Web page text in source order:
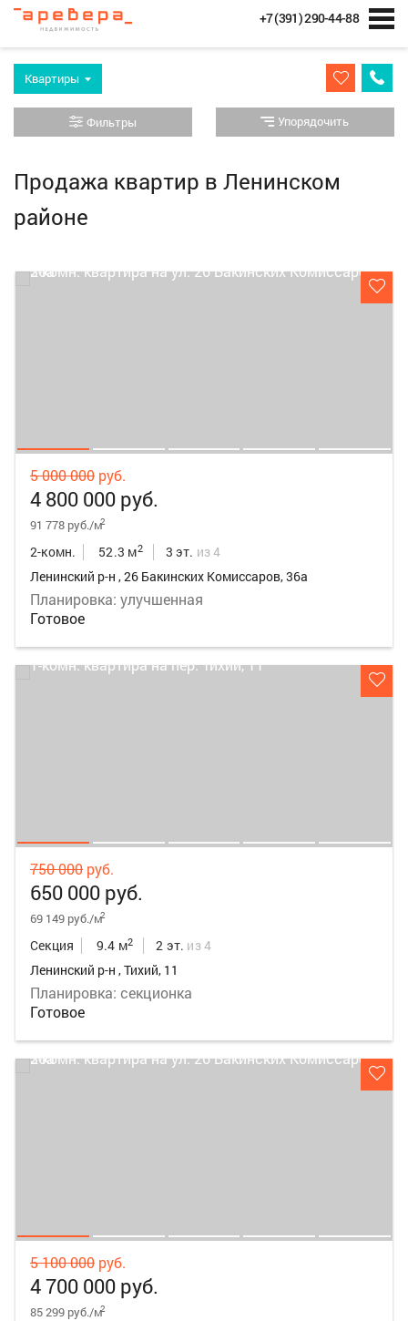
+7 (391) 290-44-88
Квартиры
Фильтры Упорядочить
Продажа квартир в Ленинском
районе
5 000 000 руб.
4 800 000 руб.
91 778 руб./м2
2-комн. 52.3 м2 3 эт. из 4
Ленинский р-н , 26 Бакинских Комиссаров, 36а
Планировка: улучшенная
Готовое
750 000 руб.
650 000 руб.
69 149 руб./м2
Секция 9.4 м2 2 эт. из 4
Ленинский р-н , Тихий, 11
Планировка: секционка
Готовое
5 100 000 руб.
4 700 000 руб.
85 299 руб./м2